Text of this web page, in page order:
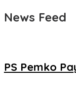
News Feed
PS Pemko